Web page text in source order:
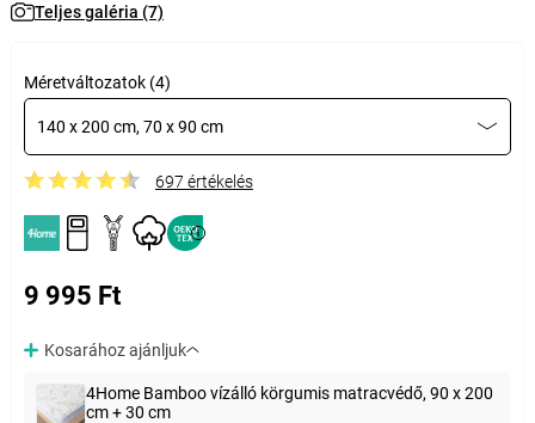
Teljes galéria (7)
Méretváltozatok (4)
140 x 200 cm, 70 x 90 cm
697 értékelés
9 995 Ft
Kosarához ajánljuk
4Home Bamboo vízálló körgumis matracvédő, 90 x 200
cm + 30 cm